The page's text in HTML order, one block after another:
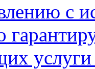
с